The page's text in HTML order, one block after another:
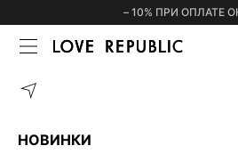
– 10% ПРИ ОПЛАТЕ
НОВИНКИ
ГЛАВНАЯ